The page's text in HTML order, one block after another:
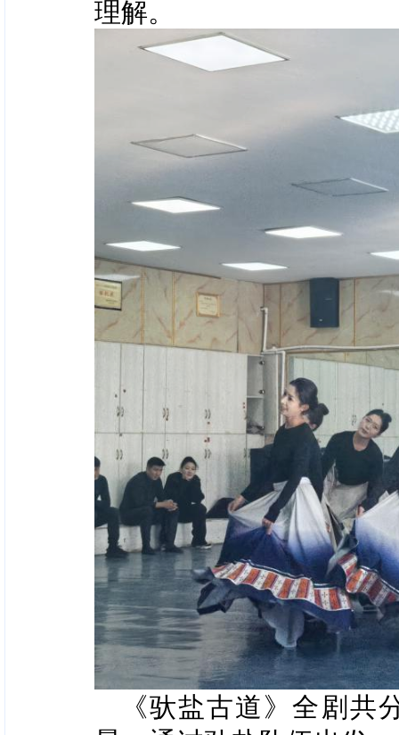
理解。
《驮盐古道》全剧共